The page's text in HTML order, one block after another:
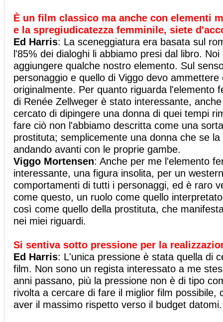
È un film classico ma anche con elementi
e la spregiudicatezza femminile, siete
Ed Harris: La sceneggiatura era basata sul
l'85% dei dialoghi li abbiamo presi dal libro.
aggiungere qualche nostro elemento. Sul
personaggio e quello di Viggo devo ammettere
originalmente. Per quanto riguarda l'elemento
di Renée Zellweger è stato interessante,
cercato di dipingere una donna di quei tempi
fare ciò non l'abbiamo descritta come una
prostituta; semplicemente una donna che se
andando avanti con le proprie gambe.
Viggo Mortensen: Anche per me l'elemento
interessante, una figura insolita, per un
comportamenti di tutti i personaggi, ed è raro
come questo, un ruolo come quello
così come quello della prostituta, che
nei miei riguardi.
Si sentiva sotto pressione per la
Ed Harris: L'unica pressione è stata quella di
film. Non sono un regista interessato a me
anni passano, più la pressione non è di tipo
rivolta a cercare di fare il miglior film possibile,
aver il massimo rispetto verso il budget datomi.